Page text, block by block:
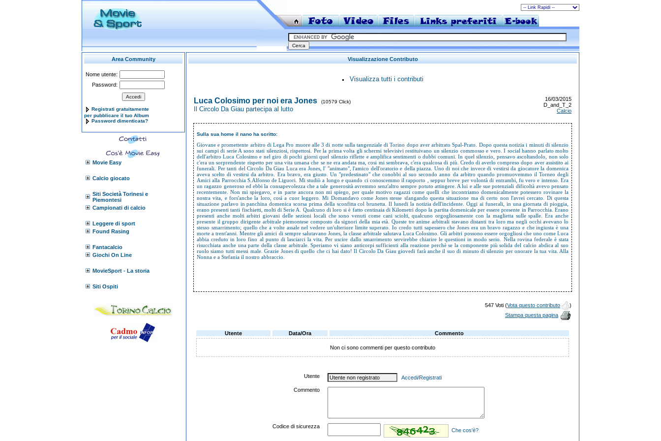
Area Community
Nome utente:
Password:
Registrati gratuitamente
per pubblicare il tuo Album
Password dimenticata?
Movie Easy
Calcio giocato
Siti Società Torinesi e
Piemontesi
Campionati di calcio
Leggere di sport
Found Rasing
Fantacalcio
Giochi On Line
MovieSport - La storia
Siti Ospiti
Visualizzazione Contributo
Visualizza tutti i contributi
Luca Colosimo per noi era Jones (10579 Click)
Il Circolo Da Giau partecipa al lutto
16/03/2015
D_and_T_2
Calcio
Sulla sua home il nano ha scritto:
Giovane e promettente arbitro di Lega Pro muore alle 3 di notte sulla tangenziale di Torino dopo aver arbitrato Spal-Prato. Dopo questa notizia i minuti di silenzio
sui campi di serie A sono stati silenziosi, rispettosi. Per la prima volta gli schermi televisivi restituivano un silenzio commosso e vero. I social hanno parlato molto
dell'arbitro Luca Colosimo e nel giro di pochi giorni quel silenzio riflette e amplifica sentimenti o dubbi comuni. In quel silenzio, pensavo ascoltandolo, non solo
c'era un sorprendente rispetto per una vita umana che se ne era andata ma, cosi mi sembrava, c'era qualcosa di più. Credo di averlo compreso dopo aver assistito ai
funerali. Per tanti del Circolo Da Giau Luca era Jones, l' "animato", l'amico dell'oratorio e della piazza. Uno di noi che invece di vestirsi da giocatore la domenica
aveva scelto di vestirsi da arbitro. Era bravo, era giusto. Un "predestinato" che conobbi al suo secondo anno da arbitro quando promuovemmo il Torneo degli
Amici alla Parrocchia S.Alfonso de Liguori. Mi studiò a lungo e quando ci conoscemmo il rapporto , seppur breve per volontà di entrambi, fu vero e intenso. Era
un ragazzo generoso ed ebbi la consapevolezza che a tale generosità avremmo senz'altro sempre potuto attingere. A lui e alle sue potenziali dificoltà avevo pensato
recentemente. Non mi spiegavo, e in parte ancora non mi spiego, per quale motivo ragazzi come quelli che incontriamo domenicalmente potessero rovinare la
nostra vita, e fors'anche la loro, così a cuor leggero. Mi Domandavo come Jones stesse sfangando questa situazione ma di certo non l'avrei cercato. Di questa
situazione parlavo in panchina domenica scorsa prima della sconfitta col brunetta. Il lunedi la notizia dell'incidente. Oggi ai funerali, in una giornata di pioggia,
erano presenti tanti fischietti, molti di Serie A. Qualcuno di loro si è fatto centinaia di Kilometri dopo la partita domenicale per essere presente in Parrocchia. Erano
presenti anche molti arbitri giovani delle sezioni locali che sono venuti come cani sciolti, qualcuno orgogliosamente con la maglietta sulle spalle. Era anche
presente il gruppo dirigente arbitrale piemontese composto da signori della mia età. Queste tre anime arbitrali stavano distanti tra loro ma negli occhi avevano lo
stesso smarrimento; quello che a volte assale nel vedere un'ulteriore limite superato. Io credo tutti sapessero che Jones era un bravo ragazzo e che ingiusta è una
morte a trent'anni. Mentre gli amici di sempre salutavano Jones, la classe arbitrale salutava Luca Colosimo. Gli arbitri possono essere orgogliosi che uno come Luca
abbia creduto in loro fino al punto di lasciarci la vita. Per uscire dallo smarrimento servirebbe chiarire le questioni in modo serio. Nella rovina federale è stata
risucchiata anche una parte della classe arbitrale. Speriamo vi siano anticorpi sufficienti alla reazione perchè se la componente più solida del calcio abdica al suo
ruolo siamo tutti messi male. Grazie Jones di quello che ci hai dato! Il Circolo Da Giau giovedi farà anche il suo di minuto di silenzio per onorare la tua vita. Alla
Nonna e a Stefania il nostro abbraccio.
547 Voti (Vota questo contributo
)
Stampa questa pagina
Utente Data/Ora Commento
Non ci sono commenti per questo contributo
Utente Accedi/Registrati
Commento
Codice di sicurezza
Che cos'è?